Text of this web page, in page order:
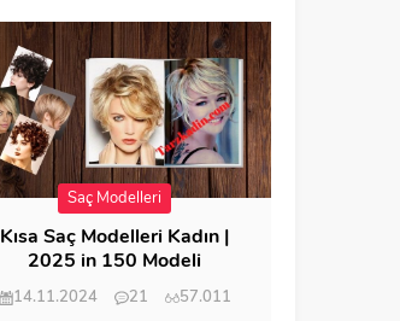
Saç Modelleri
Kısa Saç Modelleri Kadın |
2025 in 150 Modeli
14.11.2024 21 57.011